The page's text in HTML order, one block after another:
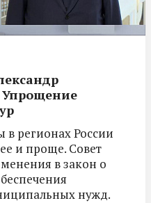
регионах России
и проще. Совет
в закон о
нужд.